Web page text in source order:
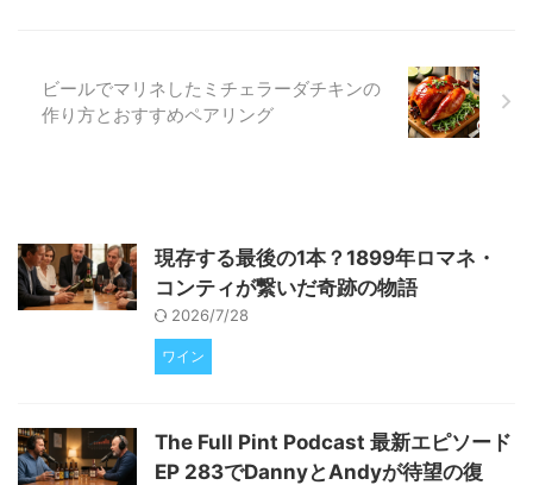
とアイスクリームは、一見すると
相 ...
ビールでマリネしたミチェラーダチキンの
作り方とおすすめペアリング
現存する最後の1本？1899年ロマネ・
コンティが繋いだ奇跡の物語
2026/7/28
ワイン
The Full Pint Podcast 最新エピソード
EP 283でDannyとAndyが待望の復